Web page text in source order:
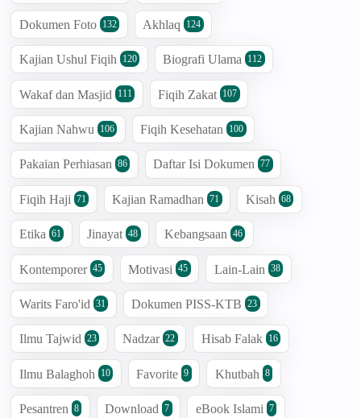
Dokumen Foto 132 Akhlaq 124
Kajian Ushul Fiqih 120 Biografi Ulama 112
Wakaf dan Masjid 111 Fiqih Zakat 107
Kajian Nahwu 106 Fiqih Kesehatan 100
Pakaian Perhiasan 86 Daftar Isi Dokumen 77
Fiqih Haji 71 Kajian Ramadhan 71 Kisah 68
Etika 61 Jinayat 48 Kebangsaan 46
Kontemporer 45 Motivasi 45 Lain-Lain 38
Warits Faro'id 31 Dokumen PISS-KTB 23
Ilmu Tajwid 23 Nadzar 22 Hisab Falak 16
Ilmu Balaghoh 10 Favorite 9 Khutbah 8
Pesantren 8 Download 7 eBook Islami 7